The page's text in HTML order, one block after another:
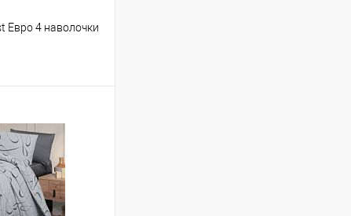
Евро 4 наволочки
Сравнение
В наличии